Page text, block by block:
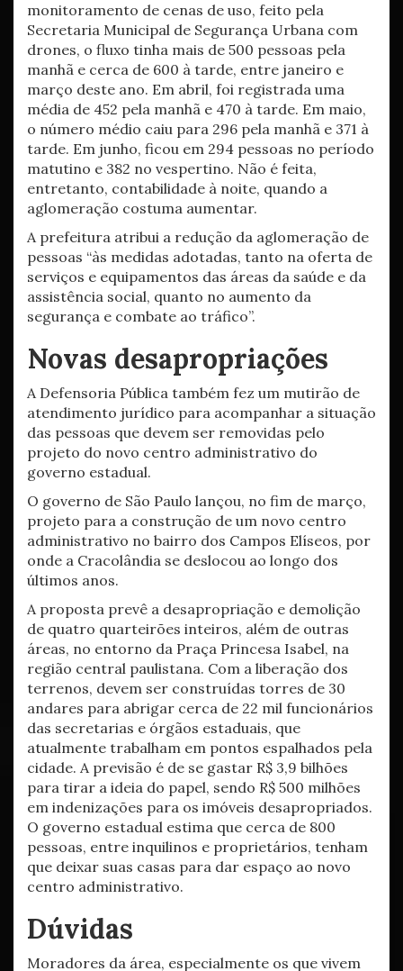
monitoramento de cenas de uso, feito pela
Secretaria Municipal de Segurança Urbana com
drones, o fluxo tinha mais de 500 pessoas pela
manhã e cerca de 600 à tarde, entre janeiro e
março deste ano. Em abril, foi registrada uma
média de 452 pela manhã e 470 à tarde. Em maio,
o número médio caiu para 296 pela manhã e 371 à
tarde. Em junho, ficou em 294 pessoas no período
matutino e 382 no vespertino. Não é feita,
entretanto, contabilidade à noite, quando a
aglomeração costuma aumentar.
A prefeitura atribui a redução da aglomeração de
pessoas “às medidas adotadas, tanto na oferta de
serviços e equipamentos das áreas da saúde e da
assistência social, quanto no aumento da
segurança e combate ao tráfico”.
Novas desapropriações
A Defensoria Pública também fez um mutirão de
atendimento jurídico para acompanhar a situação
das pessoas que devem ser removidas pelo
projeto do novo centro administrativo do
governo estadual.
O governo de São Paulo lançou, no fim de março,
projeto para a construção de um novo centro
administrativo no bairro dos Campos Elíseos, por
onde a Cracolândia se deslocou ao longo dos
últimos anos.
A proposta prevê a desapropriação e demolição
de quatro quarteirões inteiros, além de outras
áreas, no entorno da Praça Princesa Isabel, na
região central paulistana. Com a liberação dos
terrenos, devem ser construídas torres de 30
andares para abrigar cerca de 22 mil funcionários
das secretarias e órgãos estaduais, que
atualmente trabalham em pontos espalhados pela
cidade. A previsão é de se gastar R$ 3,9 bilhões
para tirar a ideia do papel, sendo R$ 500 milhões
em indenizações para os imóveis desapropriados.
O governo estadual estima que cerca de 800
pessoas, entre inquilinos e proprietários, tenham
que deixar suas casas para dar espaço ao novo
centro administrativo.
Dúvidas
Moradores da área, especialmente os que vivem